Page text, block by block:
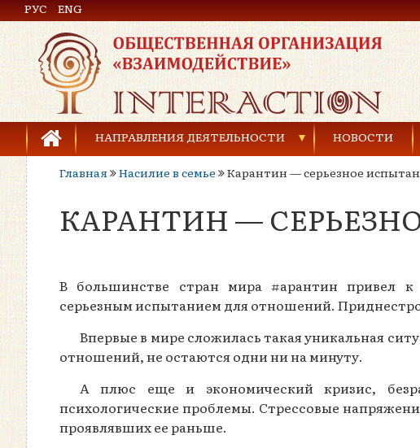
Общественная организация «Взаимодействие»
РУС ENG
НАПРАВЛЕНИЯ ДЕЯТЕЛЬНОСТИ
Предупреждение торговли людьми
Предупреждение насилия в семье
НОВОСТИ
Главная
Насилие в семье Карантин — серьезное
КАРАНТИН —
В большинстве стран мира #арантин привел
серьезным испытанием для отношений.
Впервые в мире сложилась такая уникальная
отношений, не остаются одни ни на минуту.
А плюс еще и экономический кризис,
психологические проблемы. Стрессовые
проявлявших ее раньше.